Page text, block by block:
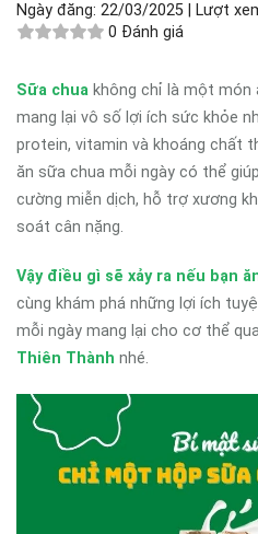
Ngày đăng: 22/03/2025 | Lượt
0 Đánh giá
Sữa chua không chỉ là một
mang lại vô số lợi ích sức khỏe
protein, vitamin và khoáng chất
ăn sữa chua mỗi ngày có thể
cường miễn dịch, hỗ trợ xương
soát cân nặng.
Vậy điều gì sẽ xảy ra nếu bạn
cùng khám phá những lợi ích
mỗi ngày mang lại cho cơ thể
Thiên Thành nhé.